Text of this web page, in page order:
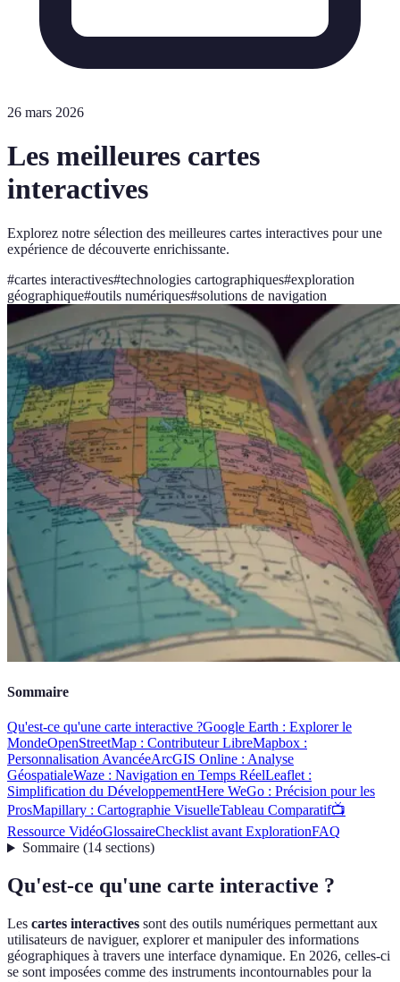
26 mars 2026
Les meilleures cartes
interactives
Explorez notre sélection des meilleures cartes interactives pour une
expérience de découverte enrichissante.
#cartes interactives#technologies cartographiques#exploration
géographique#outils numériques#solutions de navigation
Sommaire
Qu'est-ce qu'une carte interactive ?Google Earth : Explorer le
MondeOpenStreetMap : Contributeur LibreMapbox :
Personnalisation AvancéeArcGIS Online : Analyse
GéospatialeWaze : Navigation en Temps RéelLeaflet :
Simplification du DéveloppementHere WeGo : Précision pour les
ProsMapillary : Cartographie VisuelleTableau Comparatif📺
Ressource VidéoGlossaireChecklist avant ExplorationFAQ
Sommaire(14 sections)
Qu'est-ce qu'une carte interactive ?
Les cartes interactives sont des outils numériques permettant aux
utilisateurs de naviguer, explorer et manipuler des informations
géographiques à travers une interface dynamique. En 2026, celles-ci
se sont imposées comme des instruments incontournables pour la